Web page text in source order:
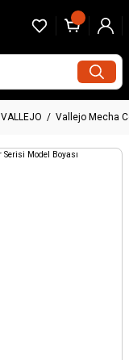
VALLEJO Vallejo Mecha